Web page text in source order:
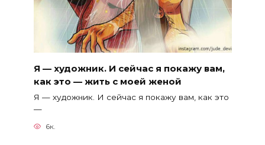
Я — художник. И сейчас я покажу вам,
как это — жить с моей женой
Я — художник. И сейчас я покажу вам, как это
—
6к.